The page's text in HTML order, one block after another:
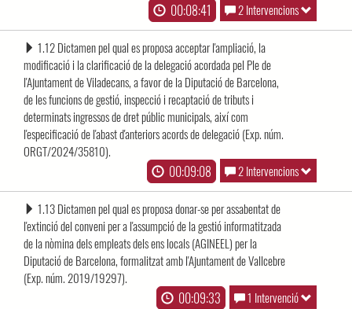
00:08:41 2 Intervencions
1.12 Dictamen pel qual es proposa acceptar l'ampliació, la
modificació i la clarificació de la delegació acordada pel Ple de
l'Ajuntament de Viladecans, a favor de la Diputació de Barcelona,
de les funcions de gestió, inspecció i recaptació de tributs i
determinats ingressos de dret públic municipals, així com
l'especificació de l'abast d'anteriors acords de delegació (Exp. núm.
ORGT/2024/35810).
00:09:08 2 Intervencions
1.13 Dictamen pel qual es proposa donar-se per assabentat de
l'extinció del conveni per a l'assumpció de la gestió informatitzada
de la nòmina dels empleats dels ens locals (AGINEEL) per la
Diputació de Barcelona, formalitzat amb l'Ajuntament de Vallcebre
(Exp. núm. 2019/19297).
00:09:33 1 Intervenció